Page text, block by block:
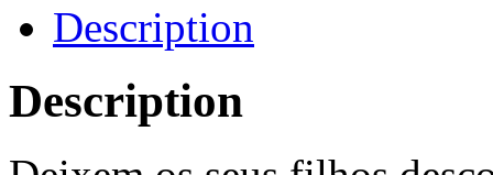
Description
Description